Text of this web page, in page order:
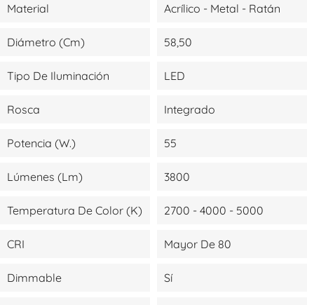
Material Acrílico - Metal - Ratán
Diámetro (cm) 58,50
Tipo De Iluminación LED
Rosca Integrado
Potencia (W.) 55
Lúmenes (lm) 3800
Temperatura De Color (K) 2700 - 4000 - 5000
CRI Mayor De 80
Dimmable Sí